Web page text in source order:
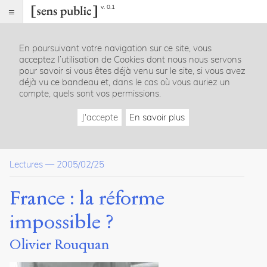
v. 0.1
Index
Article
Notes
Rouquan,
Olivier.
réforme
impossible
?.
En poursuivant votre navigation sur ce site, vous
acceptez l’utilisation de Cookies dont nous nous servons
pour savoir si vous êtes déjà venu sur le site, si vous avez
déjà vu ce bandeau et, dans le cas où vous auriez un
compte, quels sont vos permissions.
J'accepte En savoir plus
Lectures — 2005/02/25
France : la réforme
impossible ?
Olivier Rouquan